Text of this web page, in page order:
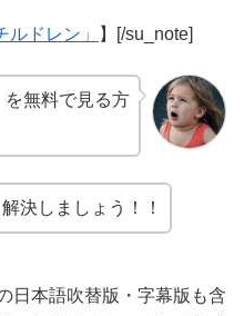
ドレン」 】[/su_note]
を無料で見る方
決しましょう！！
日本語吹替版・字幕版も含